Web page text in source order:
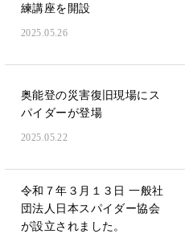
練講座を開設
2025.05.26
奥能登の災害復旧現場にス
パイダーが登場
2025.05.22
令和７年３月１３日 一般社
団法人日本スパイダー協会
が設立されました。